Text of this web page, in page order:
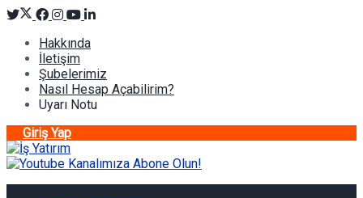
Hakkında
İletişim
Şubelerimiz
Nasıl Hesap Açabilirim?
Uyarı Notu
Giriş Yap